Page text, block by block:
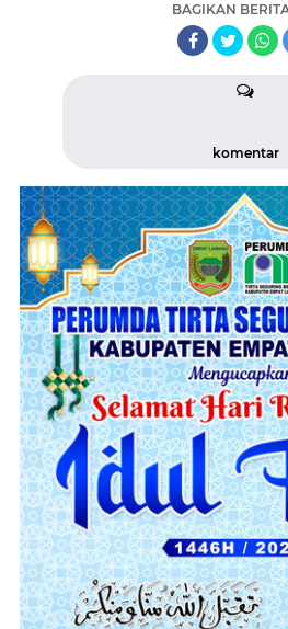
BAGIKAN
komentar